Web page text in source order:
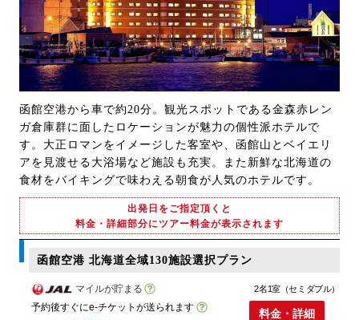
函館空港から車で約20分。観光スポットである金森赤レン
ガ倉庫群に面したロケーションが魅力の個性派ホテルで
す。大正ロマンをイメージした客室や、函館山とベイエリ
アを見渡せる大浴場など施設も充実。また新鮮な北海道の
食材をバイキングで味わえる朝食が人気のホテルです。
出発日をご指定頂くと
料金・詳細部分にツアー料金が表示されます
函館空港 北海道全域130施設選択プラン
マイルが貯まる
予約後すぐにe-チケットが送られます
2名1室（セミダブル）
料金・詳細